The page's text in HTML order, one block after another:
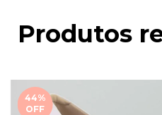
Produtos
44%
OFF